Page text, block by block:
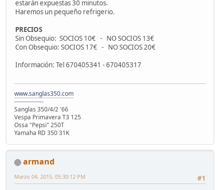
estarán expuestas 30 minutos.
Haremos un pequeño refrigerio.
PRECIOS
Sin Obsequio: SOCIOS 10€ - NO SOCIOS 13€
Con Obsequio: SOCIOS 17€ - NO SOCIOS 20€
Información: Tel 670405341 - 670405317
www.sanglas350.com
---------------
Sanglas 350/4/2 '66
Vespa Primavera T3 125
Ossa "Pepsi" 250T
Yamaha RD 350 31K
armand
#1
Marzo 04, 2015, 05:30:12 PM